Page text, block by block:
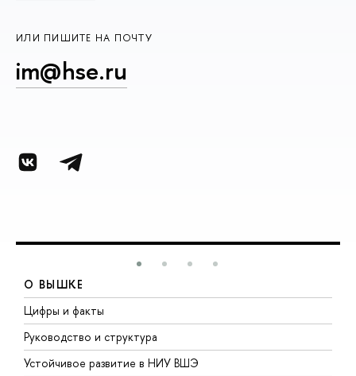
ИЛИ ПИШИТЕ НА ПОЧТУ
im@hse.ru
О ВЫШКЕ
Цифры и факты
Руководство и структура
Устойчивое развитие в НИУ ВШЭ